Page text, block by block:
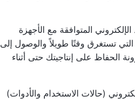
المتوافقة مع الأجهزة
التي تستغرق وقتًا طويلاً والوصول إلى
الحفاظ على إنتاجيتك حتى أثناء
(حالات الاستخدام والأدوات)